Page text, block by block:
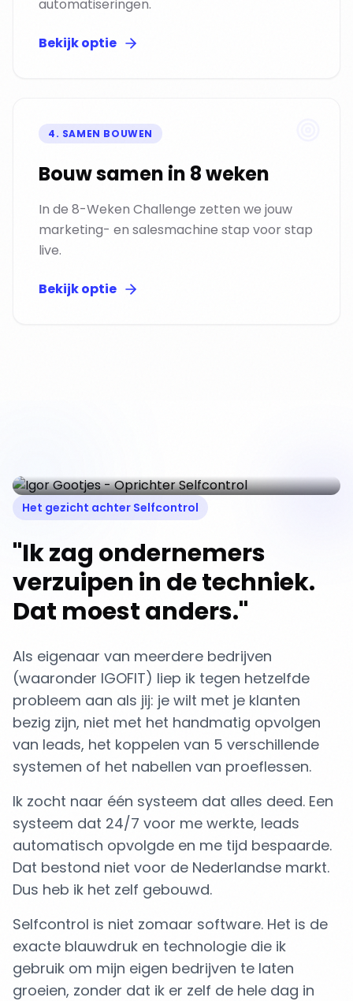
automatiseringen.
Bekijk optie
4. SAMEN BOUWEN
Bouw samen in 8 weken
In de 8-Weken Challenge zetten we jouw
marketing- en salesmachine stap voor stap
live.
Bekijk optie
Het gezicht achter Selfcontrol
"Ik zag ondernemers
verzuipen in de techniek.
Dat moest anders."
Als eigenaar van meerdere bedrijven
(waaronder IGOFIT) liep ik tegen hetzelfde
probleem aan als jij: je wilt met je klanten
bezig zijn, niet met het handmatig opvolgen
van leads, het koppelen van 5 verschillende
systemen of het nabellen van proeflessen.
Ik zocht naar één systeem dat alles deed. Een
systeem dat 24/7 voor me werkte, leads
automatisch opvolgde en me tijd bespaarde.
Dat bestond niet voor de Nederlandse markt.
Dus heb ik het zelf gebouwd.
Selfcontrol is niet zomaar software. Het is de
exacte blauwdruk en technologie die ik
gebruik om mijn eigen bedrijven te laten
groeien, zonder dat ik er zelf de hele dag in